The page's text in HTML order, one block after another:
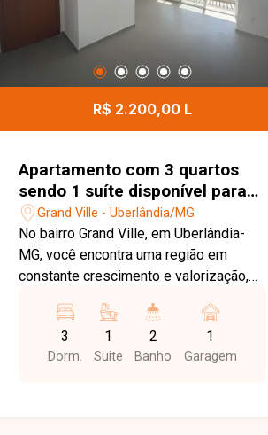
R$ 2.200,00 L
Apartamento com 3 quartos
sendo 1 suíte disponível para
locação no bairro Grand Ville
em Uberlândia-MG
Grand Ville - Uberlândia/MG
No bairro Grand Ville, em Uberlândia-
MG, você encontra uma região em
constante crescimento e valorização,
acesso às principais vias da cidade e
proximidade com supermercados,
escolas, farmácias e diversos
3
Dorm.
1
Suite
2
Banho
1
Garagem